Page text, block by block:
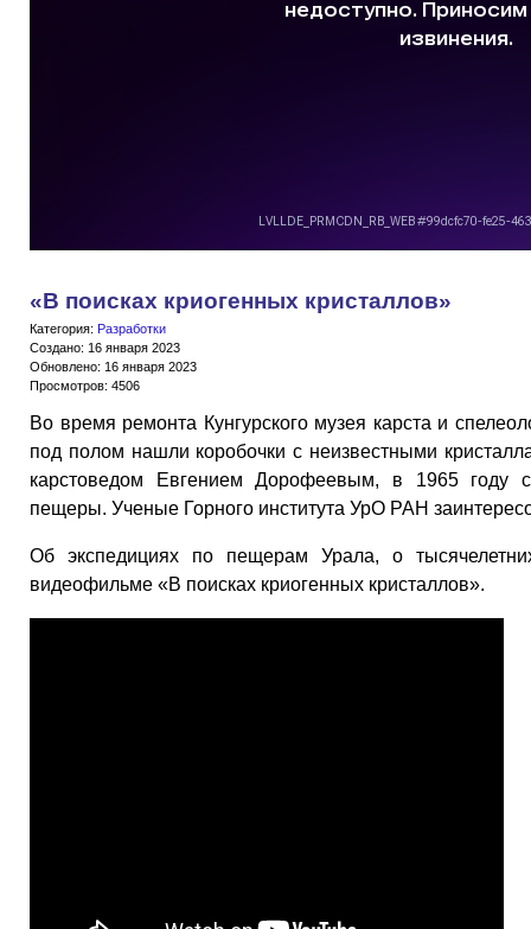
«В поисках криогенных кристаллов»
Категория: Разработки
Создано: 16 января 2023
Обновлено: 16 января 2023
Просмотров: 4506
Во время ремонта Кунгурского музея карста и
под полом нашли коробочки с неизвестными
карстоведом Евгением Дорофеевым, в 1965 году
пещеры. Ученые Горного института УрО РАН
Об экспедициях по пещерам Урала, о
видеофильме «В поисках криогенных кристаллов».